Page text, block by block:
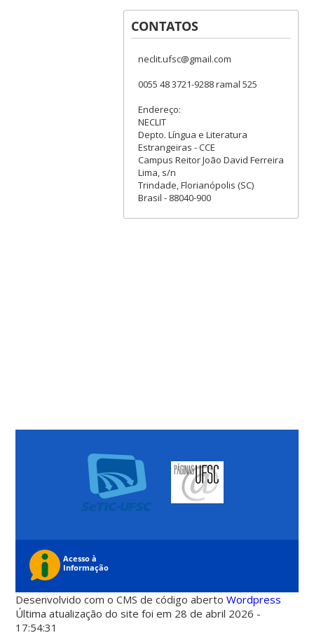
CONTATOS
neclit.ufsc@gmail.com
0055 48 3721-9288 ramal 525
Endereço:
NECLIT
Depto. Língua e Literatura
Estrangeiras - CCE
Campus Reitor João David Ferreira
Lima, s/n
Trindade, Florianópolis (SC)
Brasil - 88040-900
Desenvolvido com o CMS de código abertoWordpress
Última atualização do site foi em 28 de abril 2026 -
17:54:31